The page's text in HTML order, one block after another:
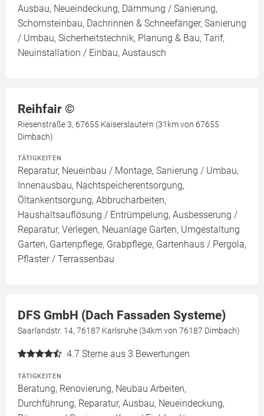
Ausbau, Neueindeckung, Dämmung / Sanierung,
Schornsteinbau, Dachrinnen & Schneefänger, Sanierung
/ Umbau, Sicherheitstechnik, Planung & Bau, Tarif,
Neuinstallation / Einbau, Austausch
Reihfair ©️
Riesenstraße 3, 67655 Kaiserslautern (31km von 67655
Dimbach)
TÄTIGKEITEN
Reparatur, Neueinbau / Montage, Sanierung / Umbau,
Innenausbau, Nachtspeicherentsorgung,
Öltankentsorgung, Abbrucharbeiten,
Haushaltsauflösung / Entrümpelung, Ausbesserung /
Reparatur, Verlegen, Neuanlage Garten, Umgestaltung
Garten, Gartenpflege, Grabpflege, Gartenhaus / Pergola,
Pflaster / Terrassenbau
DFS GmbH (Dach Fassaden Systeme)
Saarlandstr. 14, 76187 Karlsruhe (34km von 76187 Dimbach)
4.7 Sterne aus 3 Bewertungen
TÄTIGKEITEN
Beratung, Renovierung, Neubau Arbeiten,
Durchführung, Reparatur, Ausbau, Neueindeckung,